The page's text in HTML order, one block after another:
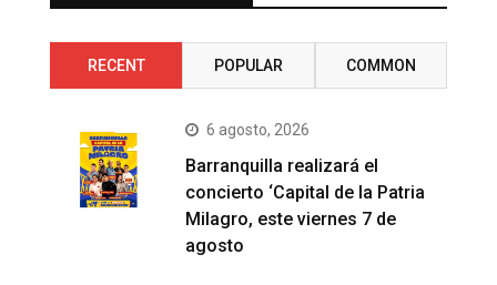
RECENT POPULAR COMMON
6 agosto, 2026
Barranquilla realizará el
concierto ‘Capital de la Patria
Milagro, este viernes 7 de
agosto